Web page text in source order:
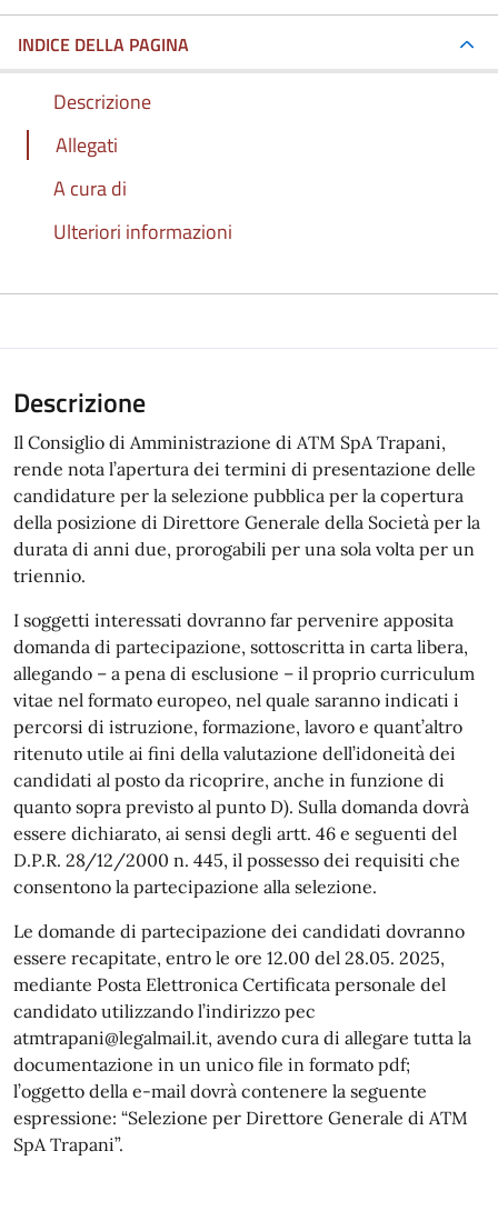
INDICE DELLA PAGINA
Descrizione
Allegati
A cura di
Ulteriori informazioni
Descrizione
Il Consiglio di Amministrazione di ATM SpA Trapani,
rende nota l’apertura dei termini di presentazione delle
candidature per la selezione pubblica per la copertura
della posizione di Direttore Generale della Società per la
durata di anni due, prorogabili per una sola volta per un
triennio.
I soggetti interessati dovranno far pervenire apposita
domanda di partecipazione, sottoscritta in carta libera,
allegando – a pena di esclusione – il proprio curriculum
vitae nel formato europeo, nel quale saranno indicati i
percorsi di istruzione, formazione, lavoro e quant’altro
ritenuto utile ai fini della valutazione dell’idoneità dei
candidati al posto da ricoprire, anche in funzione di
quanto sopra previsto al punto D). Sulla domanda dovrà
essere dichiarato, ai sensi degli artt. 46 e seguenti del
D.P.R. 28/12/2000 n. 445, il possesso dei requisiti che
consentono la partecipazione alla selezione.
Le domande di partecipazione dei candidati dovranno
essere recapitate, entro le ore 12.00 del 28.05. 2025,
mediante Posta Elettronica Certificata personale del
candidato utilizzando l’indirizzo pec
atmtrapani@legalmail.it, avendo cura di allegare tutta la
documentazione in un unico file in formato pdf;
l’oggetto della e-mail dovrà contenere la seguente
espressione: “Selezione per Direttore Generale di ATM
SpA Trapani”.